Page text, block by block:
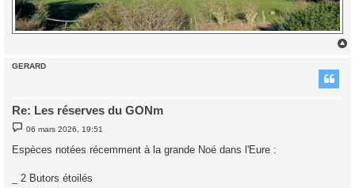
GERARD
Re: Les réserves du GONm
M
e
s
g
e
06 mars 2026, 19:51
Espèces notées récemment à la grande Noé dans l'Eure :
_ 2 Butors étoilés